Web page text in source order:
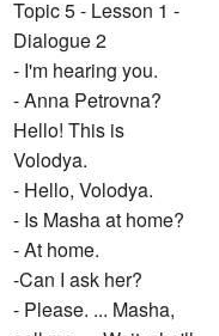
Topic 5 - Lesson 1 -
Dialogue 2
- I'm hearing you.
- Anna Petrovna?
Hello! This is
Volodya.
- Hello, Volodya.
- Is Masha at home?
- At home.
-Can I ask her?
- Please. ... Masha,